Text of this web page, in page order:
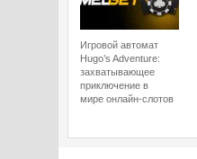
Игровой автомат
Hugo’s Adventure:
захватывающее
приключение в
мире онлайн-слотов